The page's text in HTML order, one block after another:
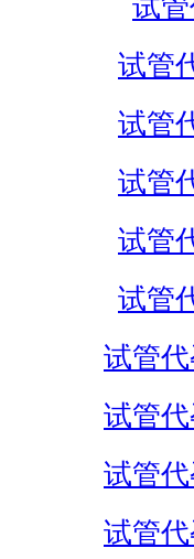
试
试管
试管
试管
试管
试管
试管
试管
试管
试管